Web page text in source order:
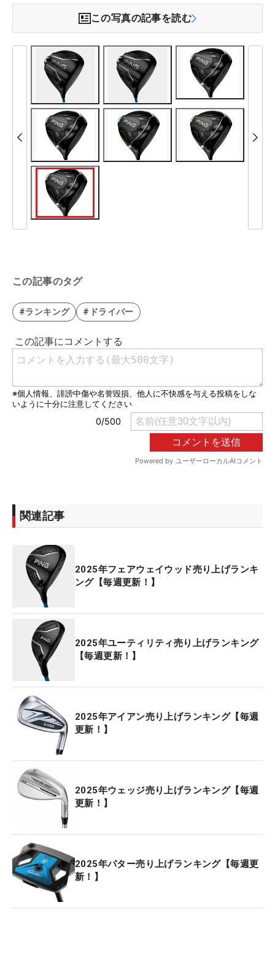
この写真の記事を読む
この記事のタグ
#ランキング #ドライバー
関連記事
2025年フェアウェイウッド売り上げランキ
ング【毎週更新！】
2025年ユーティリティ売り上げランキング
【毎週更新！】
2025年アイアン売り上げランキング【毎週
更新！】
2025年ウェッジ売り上げランキング【毎週
更新！】
2025年パター売り上げランキング【毎週更
新！】